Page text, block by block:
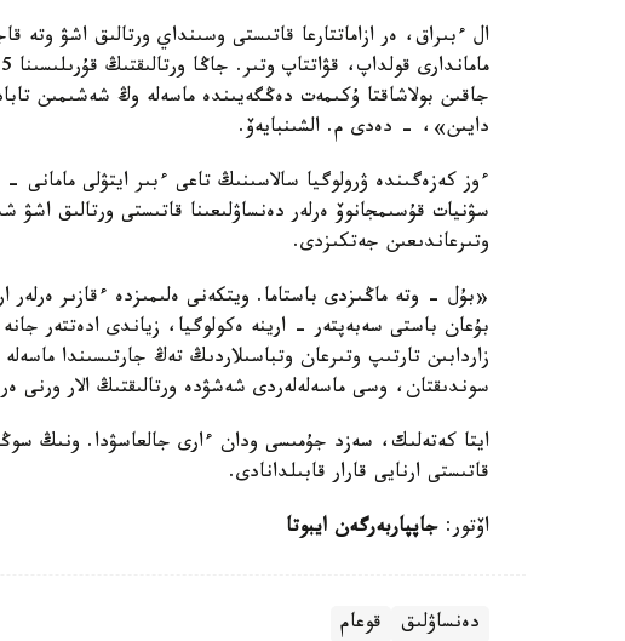
ال ءبىراق، ەر ازاماتتارعا قاتىستى وسىنداي ورتالىق اشۋ
جاقىن بولاشاقتا ۇكىمەت دەڭگەيىندە ماسەلە وڭ شەشىمىن
دايىن»، - دەدى م. الشىنبايەۆ.
ءوز كەزەگىندە ۋرولوگيا سالاسىنىڭ تاعى ءبىر ايتۋلى مامانى
سۋنيات قۇسىمجانوۆ ەرلەر دەنساۋلىعىنا قاتىستى ورتالىق اشۋ
وتىرعاندىعىن جەتكىزدى.
«بۇل - وتە ماڭىزدى باستاما. ويتكەنى ەلىمىزدە ءقازىر
بۇعان باستى سەبەپتەر - ارينە ەكولوگيا، زياندى ادەتتەر
زاردابىن تارتىپ وتىرعان وتباسىلاردىڭ تەڭ جارتىسىندا
سوندىقتان، وسى ماسەلەلەردى شەشۋدە ورتالىقتىڭ الار
ايتا كەتەلىك، سەزد جۇمىسى ودان ءارى جالعاسۋدا. ونىڭ
قاتىستى ارنايى قارار قابىلدانادى.
اۆتور: جاپپاربەرگەن ايبوتا
دەنساۋلىق قوعام